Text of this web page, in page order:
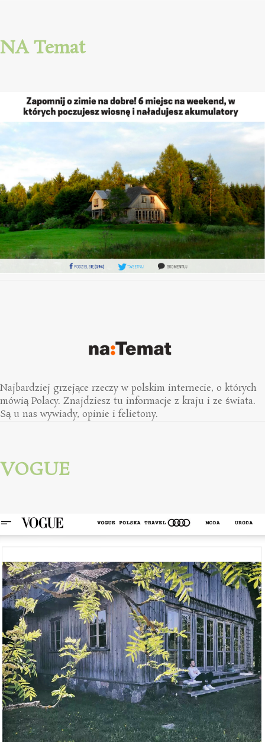
NA Temat
Najbardziej grzejące rzeczy w polskim internecie, o których
mówią Polacy. Znajdziesz tu informacje z kraju i ze świata.
Są u nas wywiady, opinie i felietony.
VOGUE